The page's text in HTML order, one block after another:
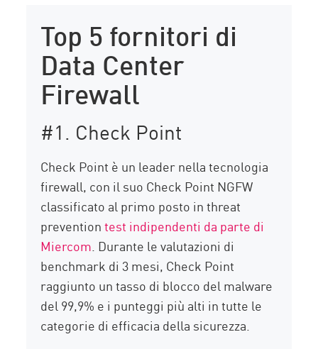
Top 5 fornitori di
Data Center
Firewall
#1. Check Point
Check Point è un leader nella tecnologia
firewall, con il suo Check Point NGFW
classificato al primo posto in threat
preventiontest indipendenti da parte di
Miercom. Durante le valutazioni di
benchmark di 3 mesi, Check Point
raggiunto un tasso di blocco del malware
del 99,9% e i punteggi più alti in tutte le
categorie di efficacia della sicurezza.